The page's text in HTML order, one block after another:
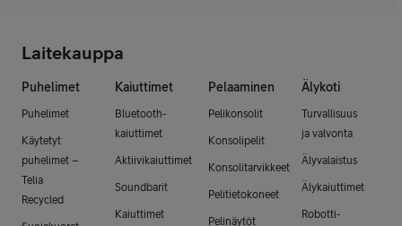
Laitekauppa
Puhelimet
Puhelimet
Käytetyt
puhelimet –
Telia
Recycled
Kaiuttimet
Bluetooth-
kaiuttimet
Aktiivikaiuttimet
Soundbarit
Kaiuttimet
Pelaaminen
Pelikonsolit
Konsolipelit
Konsolitarvikkeet
Pelitietokoneet
Pelinäytöt
Älykoti
Turvallisuus
ja valvonta
Älyvalaistus
Älykaiuttimet
Robotti-